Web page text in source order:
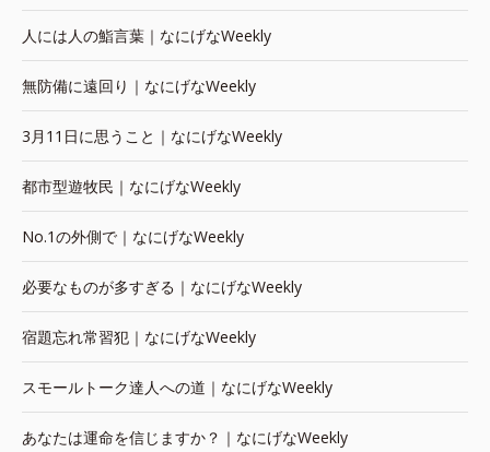
人には人の鮨言葉｜なにげなWeekly
無防備に遠回り｜なにげなWeekly
3月11日に思うこと｜なにげなWeekly
都市型遊牧民｜なにげなWeekly
No.1の外側で｜なにげなWeekly
必要なものが多すぎる｜なにげなWeekly
宿題忘れ常習犯｜なにげなWeekly
スモールトーク達人への道｜なにげなWeekly
あなたは運命を信じますか？｜なにげなWeekly